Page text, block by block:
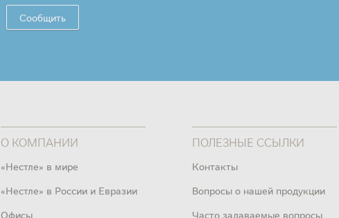
Сообщить
О КОМПАНИИ
«Нестле» в мире
«Нестле» в России и Евразии
Офисы
ПОЛЕЗНЫЕ ССЫЛКИ
Контакты
Вопросы о нашей продукции
Часто задаваемые вопросы